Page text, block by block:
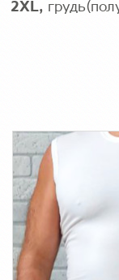
2XL,